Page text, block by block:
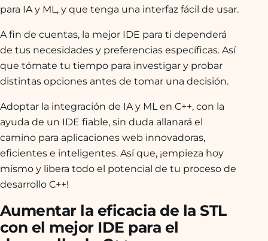
para IA y ML, y que tenga una interfaz fácil de usar.
A fin de cuentas, la mejor IDE para ti dependerá
de tus necesidades y preferencias específicas. Así
que tómate tu tiempo para investigar y probar
distintas opciones antes de tomar una decisión.
Adoptar la integración de IA y ML en C++, con la
ayuda de un IDE fiable, sin duda allanará el
camino para aplicaciones web innovadoras,
eficientes e inteligentes. Así que, ¡empieza hoy
mismo y libera todo el potencial de tu proceso de
desarrollo C++!
Aumentar la eficacia de la STL
con el mejor IDE para el